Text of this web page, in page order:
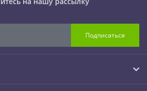
Подписаться